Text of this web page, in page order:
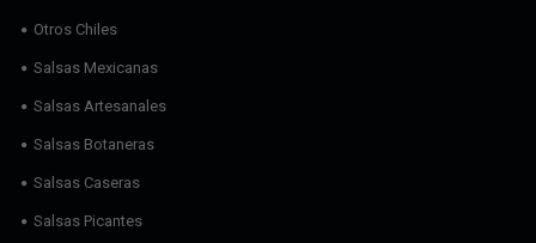
Otros Chiles
Salsas Mexicanas
Salsas Artesanales
Salsas Botaneras
Salsas Caseras
Salsas Picantes